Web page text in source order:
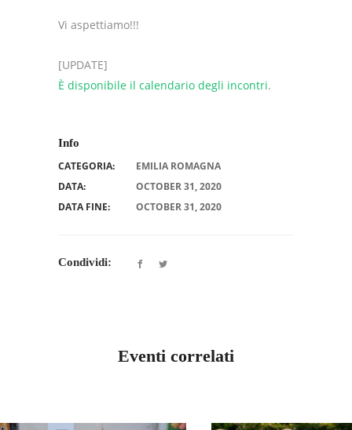
Vi aspettiamo!!!
[UPDATE]
È disponibile il calendario degli incontri.
Info
CATEGORIA:
EMILIA ROMAGNA
DATA:
OCTOBER 31, 2020
DATA FINE:
OCTOBER 31, 2020
Condividi:
Eventi correlati